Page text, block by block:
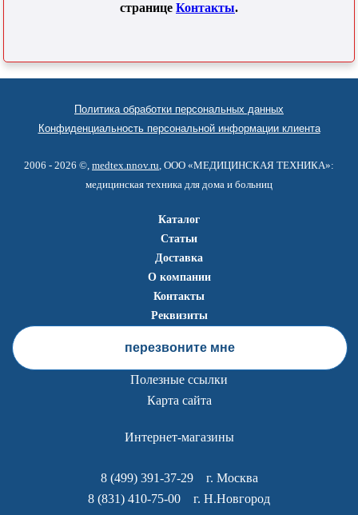
странице Контакты.
Политика обработки персональных данных
Конфиденциальность персональной информации клиента
2006 - 2026 ©, medtex.nnov.ru, ООО «МЕДИЦИНСКАЯ ТЕХНИКА»:
медицинская техника для дома и больниц
Каталог
Статьи
Доставка
О компании
Контакты
Реквизиты
перезвоните мне
Полезные ссылки
Карта сайта
Интернет-магазины
8 (499) 391-37-29г. Москва
8 (831) 410-75-00 г. Н.Новгород